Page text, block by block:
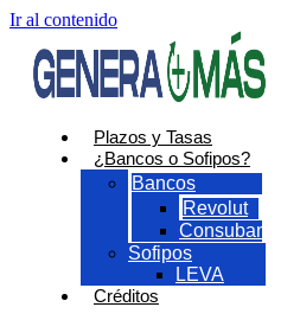
Ir al contenido
Plazos y Tasas
¿Bancos o Sofipos?
Bancos
Revolut
Consubanco
Sofipos
LEVA
Créditos